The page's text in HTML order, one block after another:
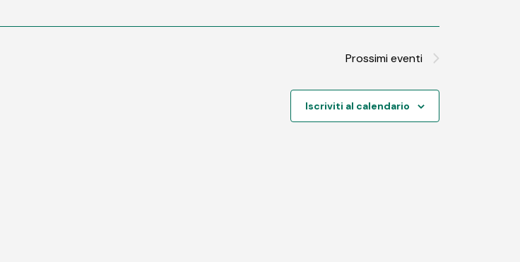
Prossimi eventi
Iscriviti al calendario